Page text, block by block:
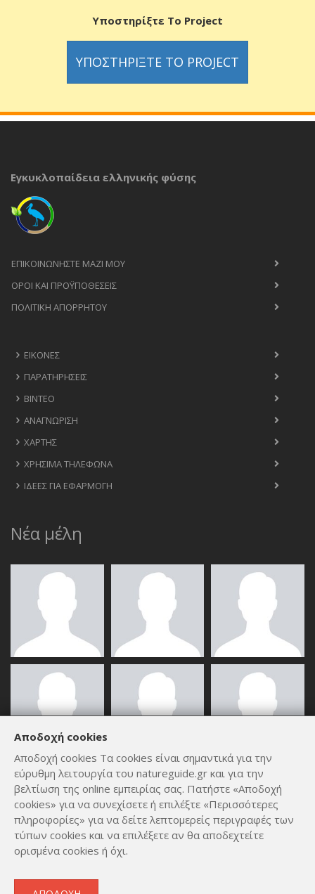
Υποστηρίξτε Το Project
ΥΠΟΣΤΗΡΊΞΤΕ ΤΟ PROJECT
Εγκυκλοπαίδεια ελληνικής φύσης
ΕΠΙΚΟΙΝΩΝΉΣΤΕ ΜΑΖΊ ΜΟΥ
ΟΡΟΙ ΚΑΙ ΠΡΟΫΠΟΘΈΣΕΙΣ
ΠΟΛΙΤΙΚΉ ΑΠΟΡΡΉΤΟΥ
ΕΙΚΌΝΕΣ
ΠΑΡΑΤΗΡΉΣΕΙΣ
ΒΊΝΤΕΟ
ΑΝΑΓΝΏΡΙΣΗ
ΧΆΡΤΗΣ
ΧΡΉΣΙΜΑ ΤΗΛΈΦΩΝΑ
ΙΔΈΕΣ ΓΙΑ ΕΦΑΡΜΟΓΉ
Νέα μέλη
ΟΛΑ ΤΑ ΜΈΛΗ
Copyright © 2012 - 2026
Αποδοχή cookies
Αποδοχή cookies Τα cookies είναι σημαντικά για την
εύρυθμη λειτουργία του natureguide.gr και για την
βελτίωση της online εμπειρίας σας. Πατήστε «Αποδοχή
cookies» για να συνεχίσετε ή επιλέξτε «Περισσότερες
πληροφορίες» για να δείτε λεπτομερείς περιγραφές των
τύπων cookies και να επιλέξετε αν θα αποδεχτείτε
ορισμένα cookies ή όχι.